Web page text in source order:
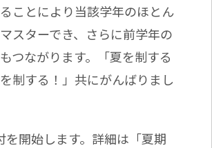
ことにより当該学年のほとん
スターでき、さらに前学年の
つながります。「夏を制する
制する！」共にがんばりまし
を開始します。詳細は「夏期